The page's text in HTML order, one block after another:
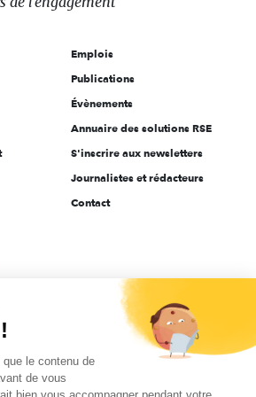
Emplois
Publications
Évènements
Annuaire des solutions RSE
S'inscrire aux newsletters
Journalistes et rédacteurs
Contact
le contenu de
de vous
bien vous accompagner pendant votre